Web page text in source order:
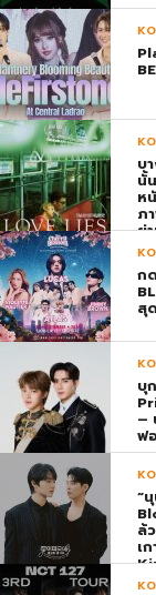
บ
นั้
ห
ภ
ย่
ก
สุ
บุ
–
ฟ
“
ล้
เ
พุ่